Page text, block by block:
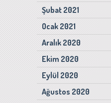
Şubat 2021
Ocak 2021
Aralık 2020
Ekim 2020
Eylül 2020
Ağustos 2020